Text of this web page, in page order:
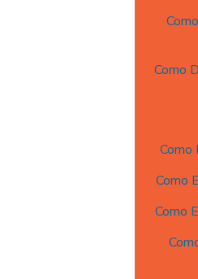
Como
Como
Como
Como